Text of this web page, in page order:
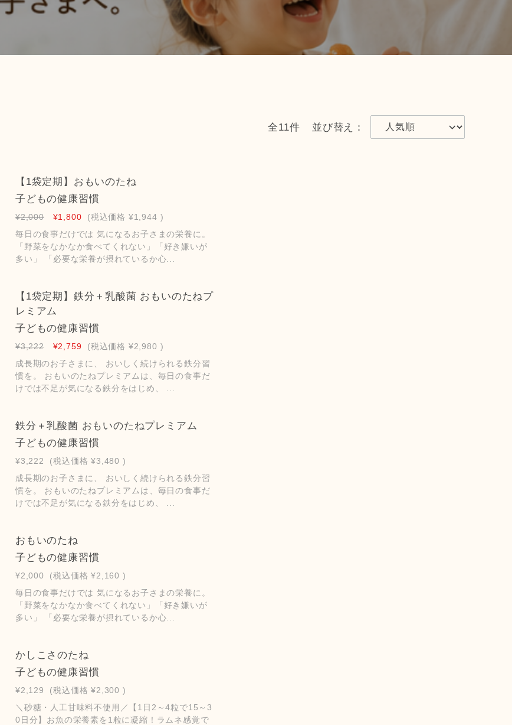
全11件 並び替え：
【1袋定期】おもいのたね
子どもの健康習慣
¥2,000 ¥1,800 (税込価格 ¥1,944 )
毎日の食事だけでは 気になるお子さまの栄養に。
「野菜をなかなか食べてくれない」「好き嫌いが
多い」 「必要な栄養が摂れているか心...
【1袋定期】鉄分＋乳酸菌 おもいのたねプ
レミアム
子どもの健康習慣
¥3,222 ¥2,759 (税込価格 ¥2,980 )
成長期のお子さまに、 おいしく続けられる鉄分習
慣を。 おもいのたねプレミアムは、毎日の食事だ
けでは不足が気になる鉄分をはじめ、 ...
鉄分＋乳酸菌 おもいのたねプレミアム
子どもの健康習慣
¥3,222 (税込価格 ¥3,480 )
成長期のお子さまに、 おいしく続けられる鉄分習
慣を。 おもいのたねプレミアムは、毎日の食事だ
けでは不足が気になる鉄分をはじめ、 ...
おもいのたね
子どもの健康習慣
¥2,000 (税込価格 ¥2,160 )
毎日の食事だけでは 気になるお子さまの栄養に。
「野菜をなかなか食べてくれない」「好き嫌いが
多い」 「必要な栄養が摂れているか心...
かしこさのたね
子どもの健康習慣
¥2,129 (税込価格 ¥2,300 )
＼砂糖・人工甘味料不使用／【1日2～4粒で15～3
0日分】お魚の栄養素を1粒に凝縮！ラムネ感覚で